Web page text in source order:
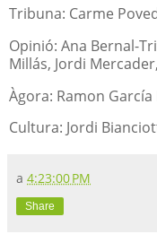
Tribuna: Carme
Opinió: Ana Bernal-
Millás, Jordi
Àgora: Ramon García
Cultura: Jordi
a 4:23:00 PM
Share